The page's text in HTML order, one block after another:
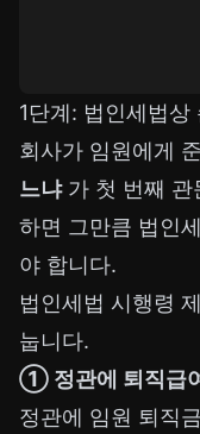
1단계: 법인세법
회사가 임원에게
느냐가 첫 번째 관
하면 그만큼 법인
야 합니다.
법인세법 시행령
눕니다.
① 정관에 퇴직급
정관에 임원 퇴직